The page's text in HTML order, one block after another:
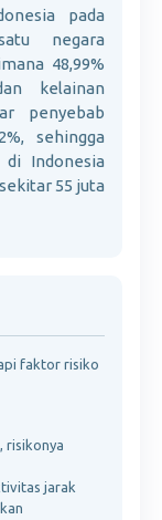
pada
negara
48,99%
kelainan
penyebab
sehingga
Indonesia
55 juta
faktor risiko
risikonya
jarak